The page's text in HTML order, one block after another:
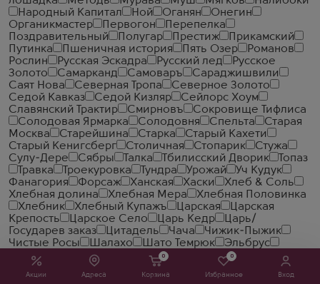
Акции Адреса
0
Корзина
0
Избранное Вход
Народный Капитал
Ной Оганян
Онегин
Органикмастер
Первогон
Перепелка
Поздравительный
Полугар Престиж
Прикамский
Путинка
Пшеничная история Пять Озер
Романов
Рослин
Русская Эскадра Русский лед
Русское
Золото
Самарканд Самоваръ
Сараджишвили
Саят Нова
Северная Тропа
Северное Золото
Седой Кавказ
Седой Кизляр
Сейлорс Хоум
Славянский Трактир
Смирновъ
Сокровище Тифлиса
Солодовая Ярмарка
Солодовня Спельта
Старая
Москва
Старейшина Старка
Старый Кахети
Старый Кенигсберг
Столичная Стопарик
Стужа
Сулу-Дере
Сябры Талка Тбилисский Дворик
Топаз
Травка
Троекуровка Тундра Урожай
Уч Кудук
Фанагория
Форсаж Ханская Хаски
Хлеб & Соль
Хлебная долина
Хлебная Мера
Хлебная Половинка
Хлебник
Хлебный Купажъ Царская
Царская
Крепость
Царское Село Царь Кедр
Царь/
Государев заказ
Цитадель Чача
Чижик-Пыжик
Чистые Росы
Шалахо Шато Темрюк
Эльбрус
Ямская
Выдержка
5 лет
18 лет 40 лет 35 лет 45 лет 3 года 10 лет